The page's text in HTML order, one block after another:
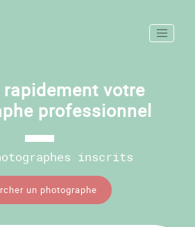
rapidement votre
professionnel
inscrits
un photographe